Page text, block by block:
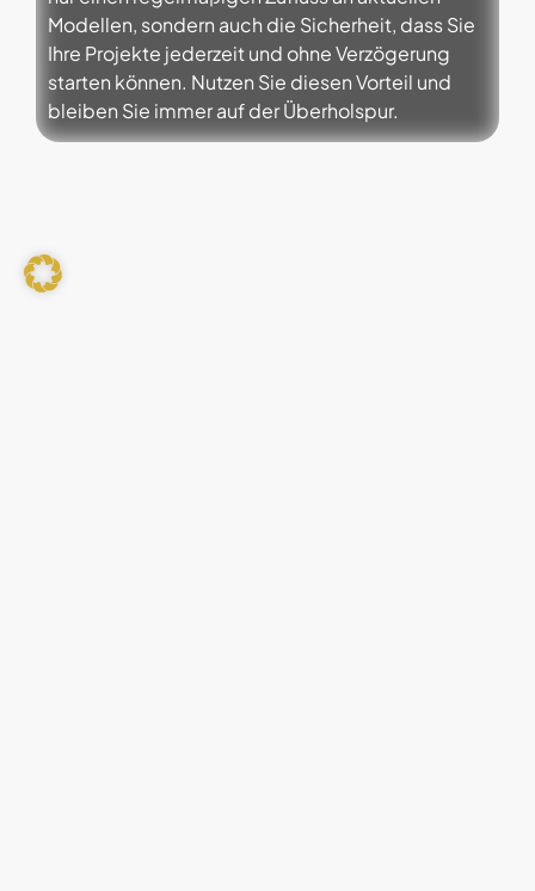
Modellen, sondern auch die Sicherheit, dass Sie
Ihre Projekte jederzeit und ohne Verzögerung
starten können. Nutzen Sie diesen Vorteil und
bleiben Sie immer auf der Überholspur.